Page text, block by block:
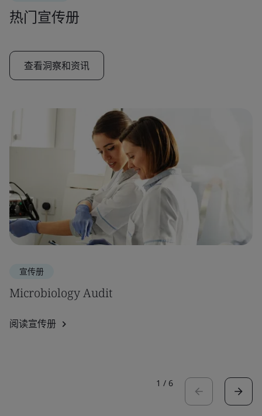
热门宣传册
查看洞察和资讯
宣传册
Microbiology Audit
阅读宣传册
1 / 6